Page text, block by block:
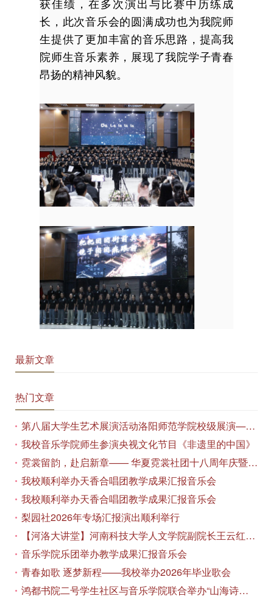
获佳绩，在多次演出与比赛中历练成
长，此次音乐会的圆满成功也为我院师
生提供了更加丰富的音乐思路，提高我
院师生音乐素养，展现了我院学子青春
昂扬的精神风貌。
最新文章
热门文章
第八届大学生艺术展演活动洛阳师范学院校级展演——艺术作品专场展览在美术与艺术学院顺利开展
我校音乐学院师生参演央视文化节目《非遗里的中国》
霓裳留韵，赴启新章—— 华夏霓裳社团十八周年庆暨毕业季特别演出圆满落幕
我校顺利举办天香合唱团教学成果汇报音乐会
我校顺利举办天香合唱团教学成果汇报音乐会
梨园社2026年专场汇报演出顺利举行
【河洛大讲堂】河南科技大学人文学院副院长王云红教授应邀作专题讲座
音乐学院乐团举办教学成果汇报音乐会
青春如歌 逐梦新程——我校举办2026年毕业歌会
鸿都书院二号学生社区与音乐学院联合举办“山海诗恋”合唱思政汇报音乐会